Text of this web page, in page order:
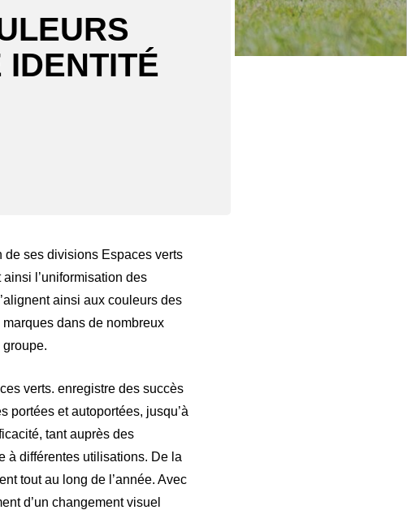
de ses divisions Espaces verts
l’uniformisation des
ainsi aux couleurs des
dans de nombreux
groupe.
verts. enregistre des succès
portées et autoportées, jusqu’à
tant auprès des
à différentes utilisations. De la
tout au long de l’année. Avec
d’un changement visuel